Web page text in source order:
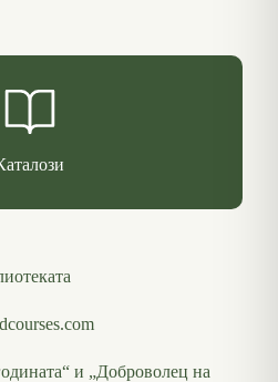
и „Доброволец на